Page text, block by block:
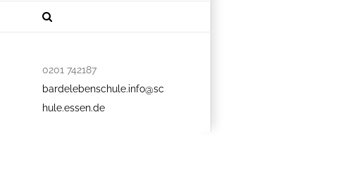
0201 742187
bardelebenschule.info@sc
hule.essen.de